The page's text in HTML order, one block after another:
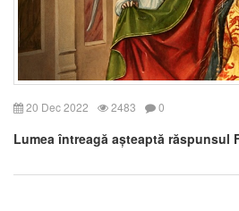
20 Dec 2022 2483 0
Lumea întreagă așteaptă răspunsul